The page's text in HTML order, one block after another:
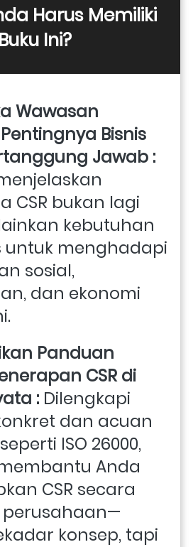
Harus Memiliki
Buku Ini?
Wawasan
Bisnis
CSR bukan lagi
kebutuhan
untuk menghadapi
sosial,
dan ekonomi
Panduan
CSR di
: Dilengkapi
dan acuan
ISO 26000,
Anda
CSR secara
perusahaan—
konsep, tapi